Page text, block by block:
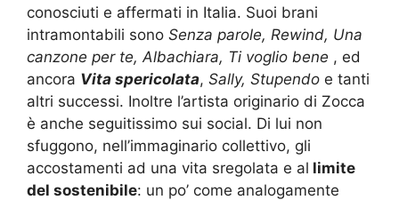
conosciuti e affermati in Italia. Suoi brani
intramontabili sono Senza parole, Rewind, Una
canzone per te, Albachiara, Ti voglio bene , ed
ancora Vita spericolata, Sally, Stupendo e tanti
altri successi. Inoltre l’artista originario di Zocca
è anche seguitissimo sui social. Di lui non
sfuggono, nell’immaginario collettivo, gli
accostamenti ad una vita sregolata e al limite
del sostenibile: un po’ come analogamente